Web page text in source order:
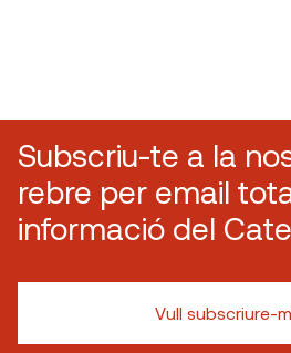
Subscriu-te a la
rebre per email
informació del
Vull subscriure-